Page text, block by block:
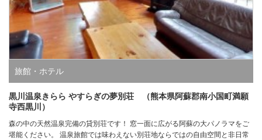
旅館・ホテル
黒川温泉きらら やすらぎの夢別荘 （熊本県阿蘇郡南小国町満願
寺西黒川）
森の中の天然温泉完備の貸別荘です！ 窓一面に広がる阿蘇の大パノラマをご
堪能ください。 温泉旅館では味わえない別荘地ならではの自由空間と非日常